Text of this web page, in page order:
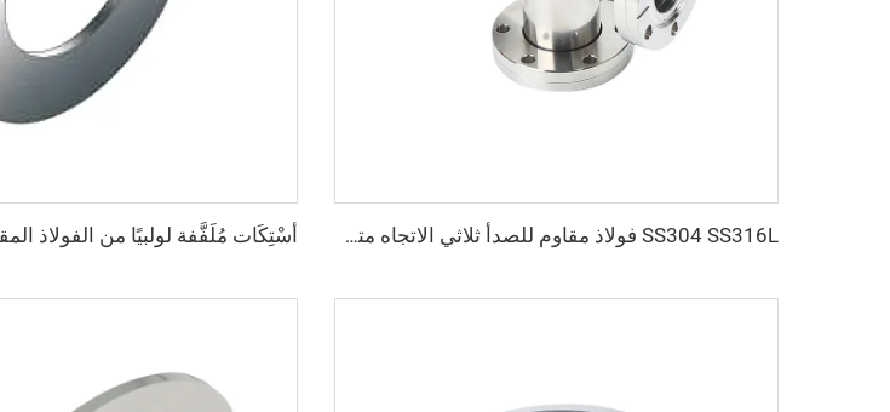
SS304 SS316L فولاذ مقاوم للصدأ ثلاثي الاتجاه متساوي الشُعب من نوع CF قابل للدوران CF16-CF100 فراغ عالي بثقوب عابرة 3/4"-4" تركيبة شفة عالية الجودة قابلة للدوران/ثابتة محول على شكل حرف T ثلاثي الاتجاه